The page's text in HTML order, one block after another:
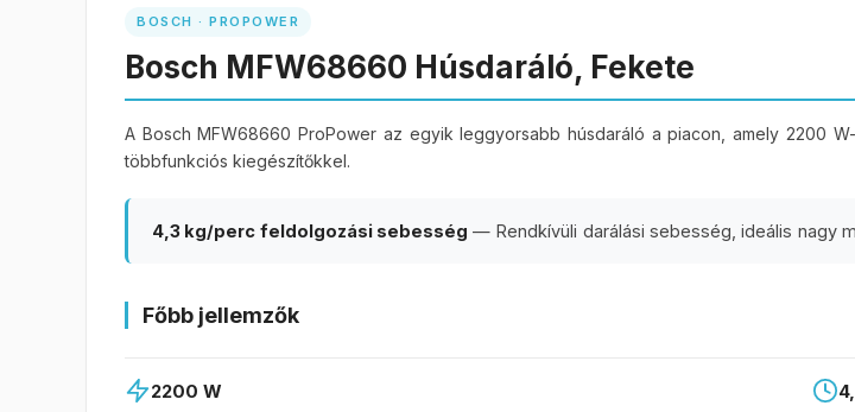
BOSCH · PROPOWER
Bosch MFW68660 Húsdaráló, Fekete
A Bosch MFW68660 ProPower az egyik leggyorsabb húsdaráló a piacon, amely 2200
többfunkciós kiegészítőkkel.
4,3 kg/perc feldolgozási sebesség — Rendkívüli darálási sebesség, ideális nagy
Főbb jellemzők
2200 W
Árukeresős vásárló 2022.11.25 Igazolt vásárlás
A vásárlói vélemények alapján választottam ezt a típust, karácsonyi ajándéknak. Még üzemszerűen
OLMO válasza: